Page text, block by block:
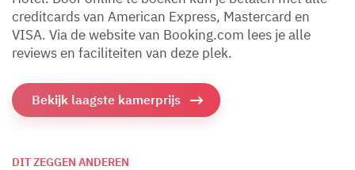
creditcards van American Express, Mastercard en
VISA. Via de website van Booking.com lees je alle
reviews en faciliteiten van deze plek.
Bekijk laagste kamerprijs
DIT ZEGGEN ANDEREN